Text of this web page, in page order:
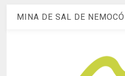
MINA DE SAL DE